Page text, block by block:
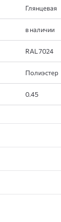
Глянцевая
в наличии
RAL 7024
Полиэстер
0.45